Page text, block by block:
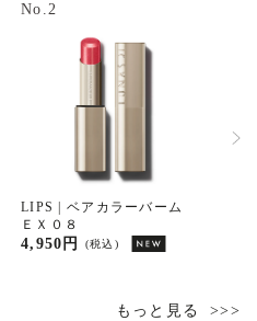
No.2
LIPS | ベアカラーバーム
ＥＸ０８
(税込)
4,950円
もっと見る